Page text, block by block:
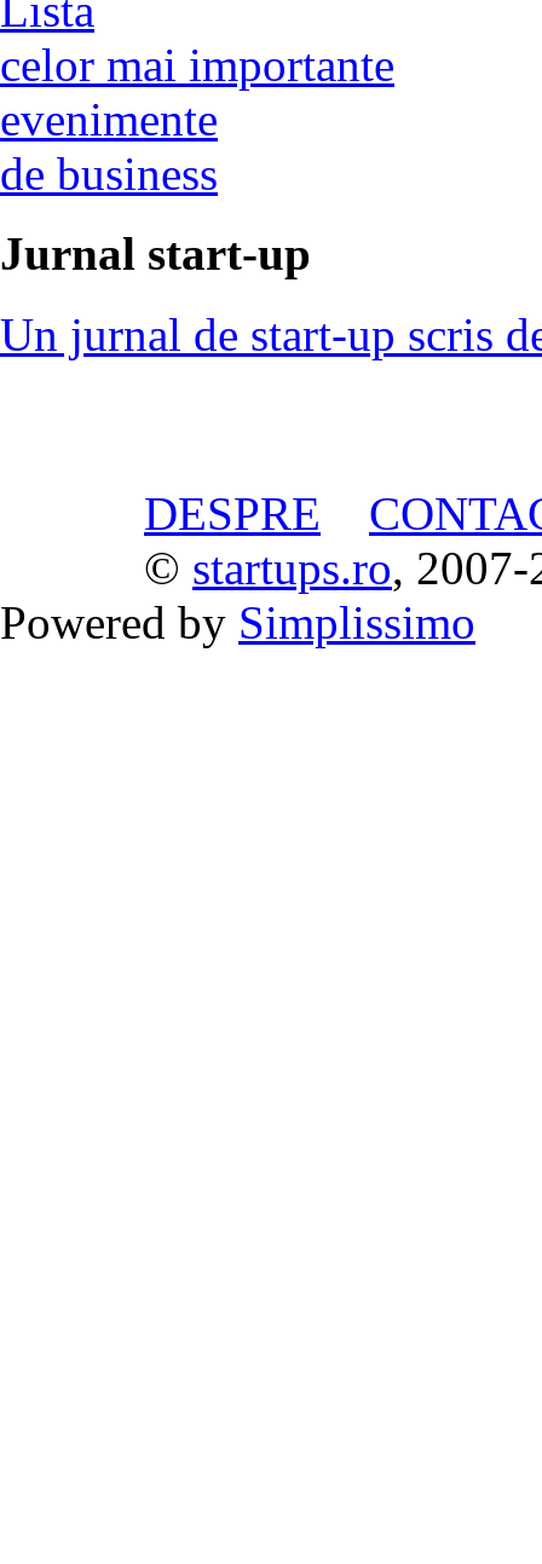
Lista
celor mai importante
evenimente
de business
Jurnal start-up
Un jurnal de start-up scris
DESPRE
© startups.ro, 2007-
Powered by Simplissimo